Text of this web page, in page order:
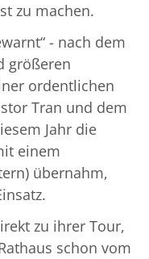
zu machen.
- nach dem
größeren
ordentlichen
Tran und dem
Jahr die
einem
übernahm,
zu ihrer Tour,
schon vom